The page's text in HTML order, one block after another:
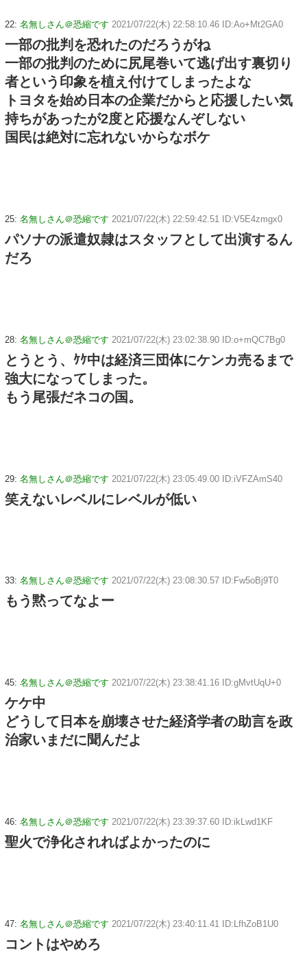
22: 名無しさん＠恐縮です 2021/07/22(木) 22:58:10.46 ID:Ao+Mt2GA0
一部の批判を恐れたのだろうがね
一部の批判のために尻尾巻いて逃げ出す裏切り
者という印象を植え付けてしまったよな
トヨタを始め日本の企業だからと応援したい気
持ちがあったが2度と応援なんぞしない
国民は絶対に忘れないからなボケ
25: 名無しさん＠恐縮です 2021/07/22(木) 22:59:42.51 ID:V5E4zmgx0
パソナの派遣奴隷はスタッフとして出演するん
だろ
28: 名無しさん＠恐縮です 2021/07/22(木) 23:02:38.90 ID:o+mQC7Bg0
とうとう、ｹｹ中は経済三団体にケンカ売るまで
強大になってしまった。
もう尾張だネコの国。
29: 名無しさん＠恐縮です 2021/07/22(木) 23:05:49.00 ID:iVFZAmS40
笑えないレベルにレベルが低い
33: 名無しさん＠恐縮です 2021/07/22(木) 23:08:30.57 ID:Fw5oBj9T0
もう黙ってなよー
45: 名無しさん＠恐縮です 2021/07/22(木) 23:38:41.16 ID:gMvtUqU+0
ケケ中
どうして日本を崩壊させた経済学者の助言を政
治家いまだに聞んだよ
46: 名無しさん＠恐縮です 2021/07/22(木) 23:39:37.60 ID:ikLwd1KF
聖火で浄化されればよかったのに
47: 名無しさん＠恐縮です 2021/07/22(木) 23:40:11.41 ID:LfhZoB1U0
コントはやめろ